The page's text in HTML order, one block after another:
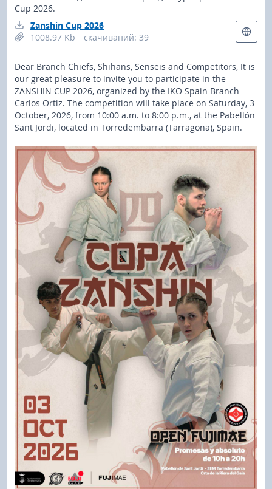
Cup 2026.
Zanshin Cup 2026
1008.97 Kb
cкачиваний: 39
Dear Branch Chiefs, Shihans, Senseis and Competitors, It is
our great pleasure to invite you to participate in the
ZANSHIN CUP 2026, organized by the IKO Spain Branch
Carlos Ortiz. The competition will take place on Saturday, 3
October, 2026, from 10:00 a.m. to 8:00 p.m., at the Pabellón
Sant Jordi, located in Torredembarra (Tarragona), Spain.